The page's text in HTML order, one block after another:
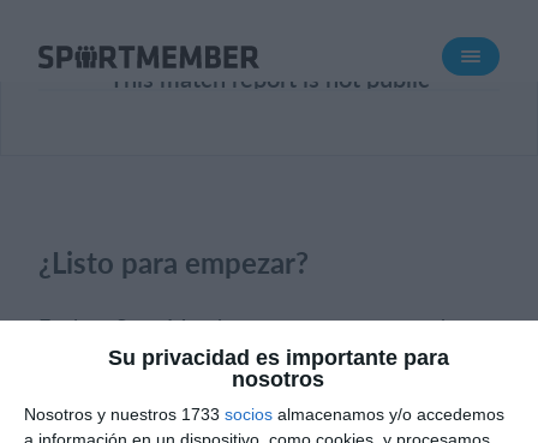
Su privacidad es importante para
nosotros
Nosotros y nuestros 1733 socios almacenamos y/o accedemos
Acerca de SportMember
Calendario
Gestión de pagos
Sitio web
Tienda Online
This match report is not public
¿Listo para empezar?
Explora SportMember o crea una cuenta de
inmediato y comienza a administrar tu club.
También eres más que bienvenido a
contactarnos, nos encantaría ayudarte a